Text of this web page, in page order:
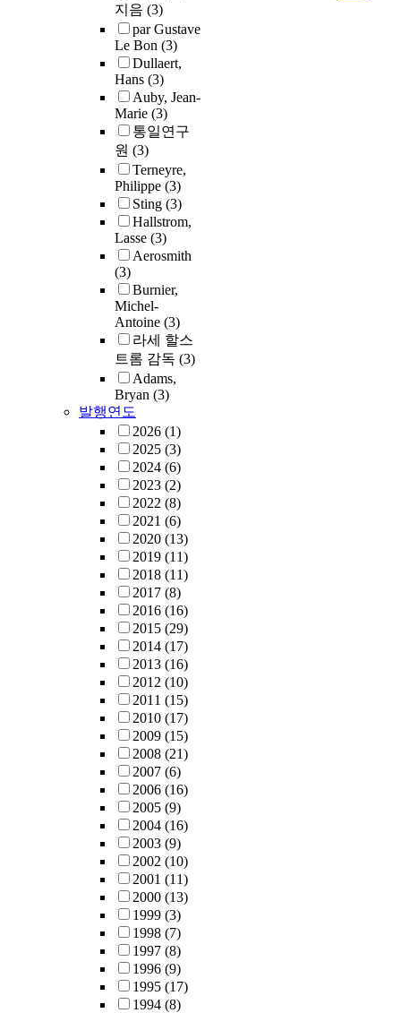
지음 (3)
par Gustave
Le Bon (3)
Dullaert,
Hans (3)
Auby, Jean-
Marie (3)
통일연구
원 (3)
Terneyre,
Philippe (3)
Sting (3)
Hallstrom,
Lasse (3)
Aerosmith
(3)
Burnier,
Michel-
Antoine (3)
라세 할스
트롬 감독 (3)
Adams,
Bryan (3)
발행연도
2026 (1)
2025 (3)
2024 (6)
2023 (2)
2022 (8)
2021 (6)
2020 (13)
2019 (11)
2018 (11)
2017 (8)
2016 (16)
2015 (29)
2014 (17)
2013 (16)
2012 (10)
2011 (15)
2010 (17)
2009 (15)
2008 (21)
2007 (6)
2006 (16)
2005 (9)
2004 (16)
2003 (9)
2002 (10)
2001 (11)
2000 (13)
1999 (3)
1998 (7)
1997 (8)
1996 (9)
1995 (17)
1994 (8)